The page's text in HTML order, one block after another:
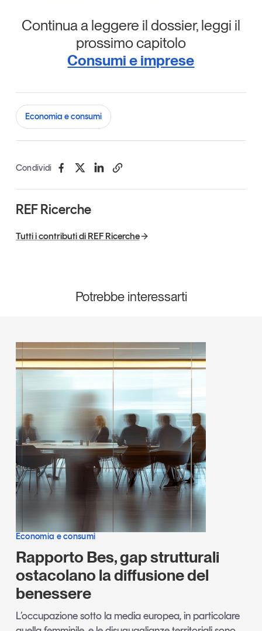
Continua a leggere il dossier, leggi il
prossimo capitolo
Consumi e imprese
Economia e consumi
Condividi
REF Ricerche
Tutti i contributi di REF Ricerche
Potrebbe interessarti
Economia e consumi
Rapporto Bes, gap strutturali
ostacolano la diffusione del
benessere
L’occupazione sotto la media europea, in particolare